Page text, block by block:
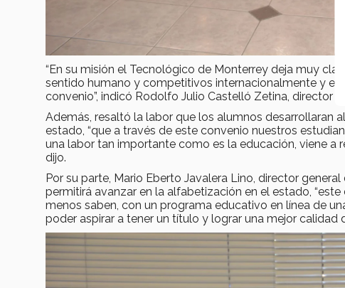
“En su misión el Tecnológico de Monterrey deja muy
sentido humano y competitivos internacionalmente y
convenio”, indicó Rodolfo Julio Castelló Zetina, director
Además, resaltó la labor que los alumnos desarrollaran
estado, “que a través de este convenio nuestros
una labor tan importante como es la educación, viene a
dijo.
Por su parte, Mario Eberto Javalera Lino, director
permitirá avanzar en la alfabetización en el estado,
menos saben, con un programa educativo en línea de
poder aspirar a tener un título y lograr una mejor calidad